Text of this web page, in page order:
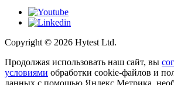
Copyright © 2026 Hytest Ltd.
Продолжая использовать наш сайт, вы
условиями обработки cookie-файлов и